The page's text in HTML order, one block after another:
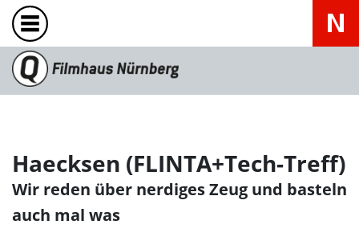
Haecksen (FLINTA+Tech-Treff)
Wir reden über nerdiges Zeug und basteln
auch mal was